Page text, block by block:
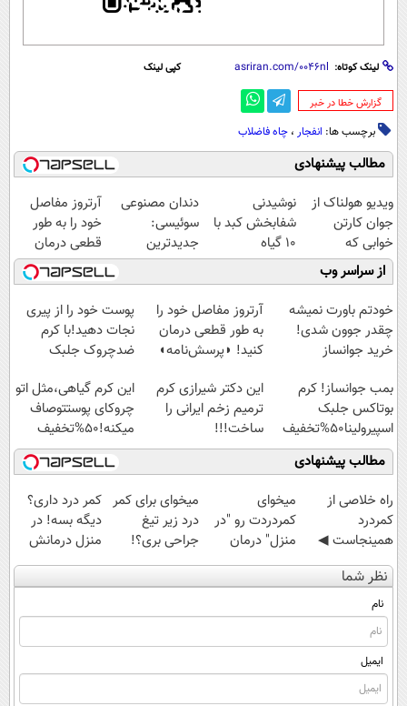
لینک کوتاه: کپی لینک
‌گزارش خطا در خبر
برچسب ها: انفجار ، چاه فاضلاب
مطالب پیشنهادی
ویدیو هولناک از
جوان کارتن
خوابی که
میلیاردر شد.
آموزش رایگان
نوشیدنی
شفابخش کبد با
10 گیاه
موثر(تخفیف تا
امشب)
دندان مصنوعی
سوئیسی:
جدیدترین
فناوری اروپا،
سبک و مقاوم |
پرداخت قسطی
آرتروز مفاصل
خود را به طور
قطعی درمان
کنید!
◗پرسش‌نامه◖
از سراسر وب
خودتم باورت نمیشه
چقدر جوون شدی!
خرید جوانساز
ویژه
آرتروز مفاصل خود را
به طور قطعی درمان
کنید! ◗پرسش‌نامه◖
پوست خود را از پیری
نجات دهید!با کرم
ضدچروک جلبک
بمب جوانساز! کرم
بوتاکس جلبک
اسپیرولینا50%تخفیف
این دکتر شیرازی کرم
ترمیم زخم ایرانی را
ساخت!!!
این کرم گیاهی،مثل اتو
چروکای پوستتوصاف
میکنه!50%تخفیف
مطالب پیشنهادی
‌راه خلاصی از
کمردرد
همینجاست ◀
فقط کافیه فرم
رو پر کنی!
میخوای
کمردردت رو "در
منزل" درمان
کنی؟ (◂فیلم +
◂پرسش‌نامه)
میخوای برای کمر
درد زیر تیغ
جراحی بری؟!
◗پرسش‌نامه رو
پر کن◖
کمر درد داری؟
دیگه بسه! در
منزل درمانش
کن
(◀پرسش‌نامه)
نظر شما
نام
ایمیل